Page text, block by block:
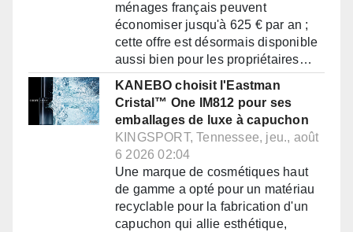
ménages français peuvent
économiser jusqu'à 625 € par an ;
cette offre est désormais disponible
aussi bien pour les propriétaires…
KANEBO choisit l'Eastman
Cristal™ One IM812 pour ses
emballages de luxe à capuchon
KINGSPORT, Tennessee, jeu., août
6 2026 02:04
Une marque de cosmétiques haut
de gamme a opté pour un matériau
recyclable pour la fabrication d'un
capuchon qui allie esthétique,